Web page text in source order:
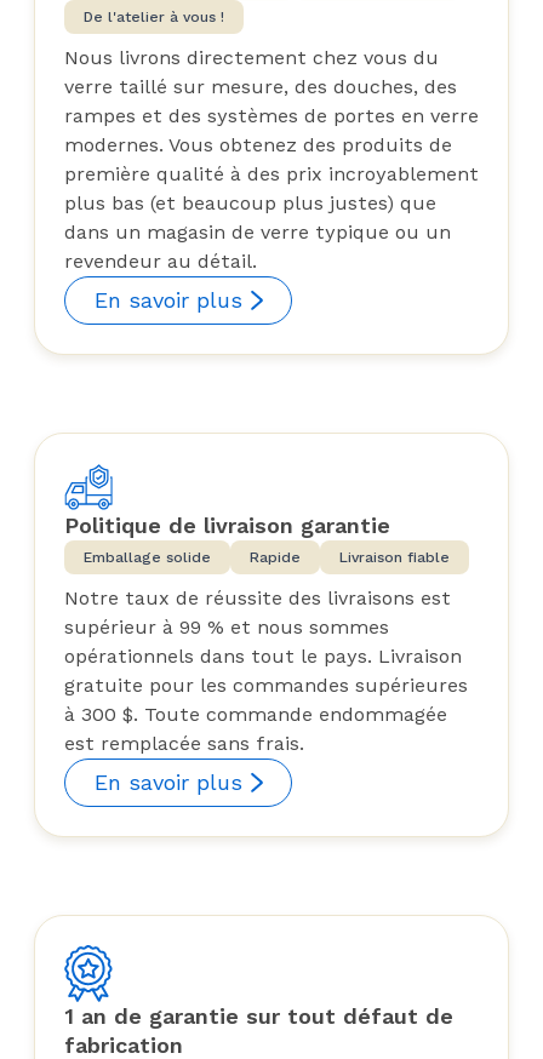
De l'atelier à vous !
Nous livrons directement chez vous du
verre taillé sur mesure, des douches, des
rampes et des systèmes de portes en verre
modernes. Vous obtenez des produits de
première qualité à des prix incroyablement
plus bas (et beaucoup plus justes) que
dans un magasin de verre typique ou un
revendeur au détail.
En savoir plus
Politique de livraison garantie
Emballage solide Rapide Livraison fiable
Notre taux de réussite des livraisons est
supérieur à 99 % et nous sommes
opérationnels dans tout le pays. Livraison
gratuite pour les commandes supérieures
à 300 $. Toute commande endommagée
est remplacée sans frais.
En savoir plus
1 an de garantie sur tout défaut de
fabrication